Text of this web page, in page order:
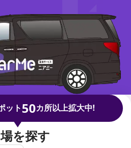
ット50カ所以上拡大中!
を探す